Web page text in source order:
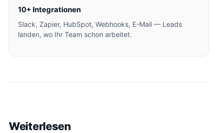
10+ Integrationen
Slack, Zapier, HubSpot, Webhooks, E-Mail — Leads
landen, wo Ihr Team schon arbeitet.
Weiterlesen